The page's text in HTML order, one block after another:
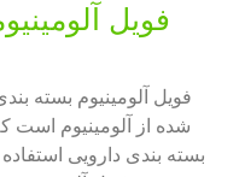
فویل
فویل آلومینیوم بسته
شده از آلومینیوم است
بسته بندی دارویی